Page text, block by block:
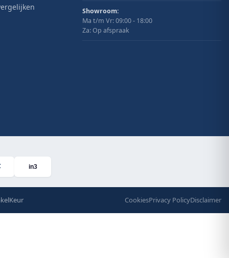
Showroom:
Ma t/m Vr: 09:00 - 18:00
Za: Op afspraak
in3
CookiesPrivacy PolicyDisclaimer